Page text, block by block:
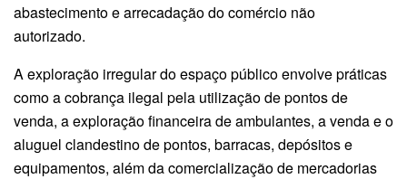
abastecimento e arrecadação do comércio não
autorizado.
A exploração irregular do espaço público envolve práticas
como a cobrança ilegal pela utilização de pontos de
venda, a exploração financeira de ambulantes, a venda e o
aluguel clandestino de pontos, barracas, depósitos e
equipamentos, além da comercialização de mercadorias